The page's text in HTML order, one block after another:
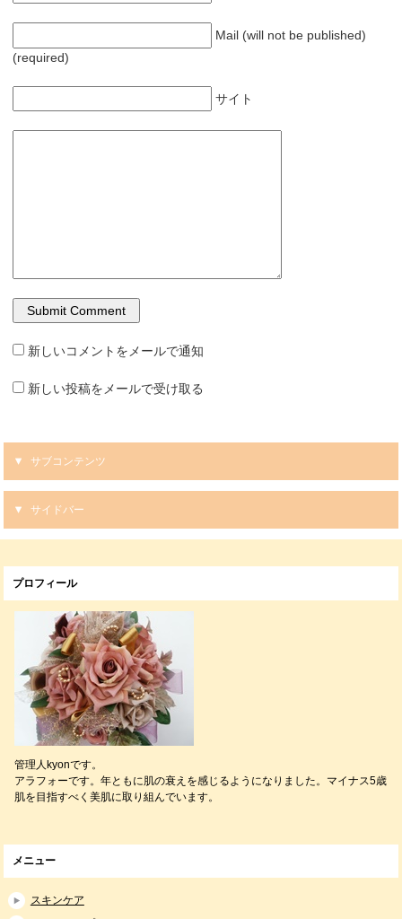
Mail (will not be published)
(required)
サイト
新しいコメントをメールで通知
新しい投稿をメールで受け取る
サブコンテンツ
サイドバー
プロフィール
管理人kyonです。
アラフォーです。年ともに肌の衰えを感じるようになりました。マイナス5歳
肌を目指すべく美肌に取り組んでいます。
メニュー
スキンケア